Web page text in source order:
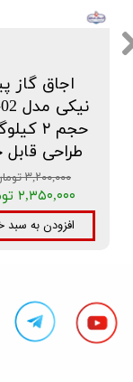
اجاق گاز
حجم ۲
طراحی
۳,۲۰۰,۰۰۰ تومان
۲,۳۵۰,۰۰۰ تومان
افزودن به سبد